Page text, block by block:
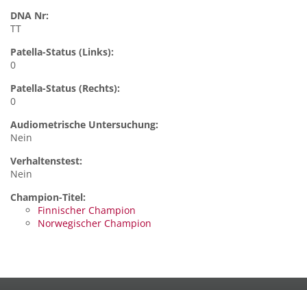
DNA Nr:
TT
Patella-Status (Links):
0
Patella-Status (Rechts):
0
Audiometrische Untersuchung:
Nein
Verhaltenstest:
Nein
Champion-Titel:
Finnischer Champion
Norwegischer Champion